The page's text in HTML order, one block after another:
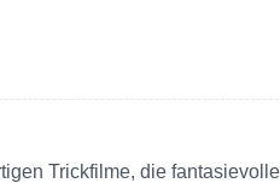
Trickfilme, die